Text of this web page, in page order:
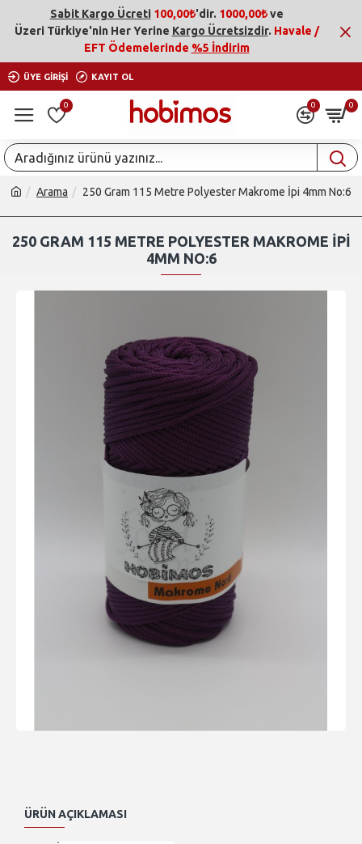
Sabit Kargo Ücreti 100,00₺'dir. 1000,00₺ve
Üzeri Türkiye'nin Her Yerine Kargo Ücretsizdir. Havale /
EFT Ödemelerinde %5 İndirim
ÜYE GIRIŞI KAYIT OL
0 0 0
Arama 250 Gram 115 Metre Polyester Makrome İpi 4mm No:6
250 GRAM 115 METRE POLYESTER MAKROME İPI
4MM NO:6
ÜRÜN AÇIKLAMASI